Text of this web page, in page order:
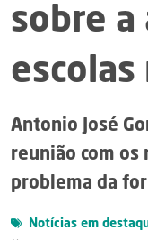
sobre a
escolas
Antonio José
reunião com os
problema da
Notícias em